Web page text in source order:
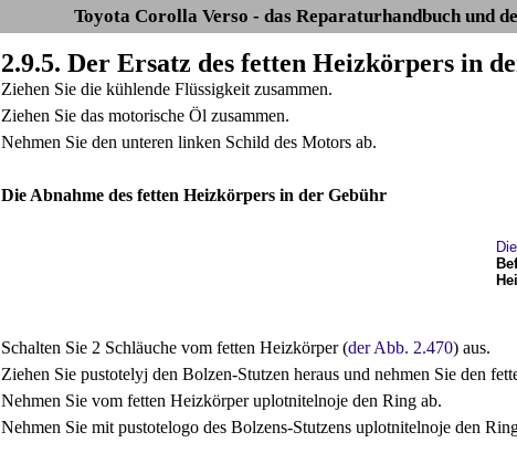
Toyota Corolla Verso - das Reparaturhandbuch und
2.9.5. Der Ersatz des fetten Heizkörpers in
Ziehen Sie die kühlende Flüssigkeit zusammen.
Ziehen Sie das motorische Öl zusammen.
Nehmen Sie den unteren linken Schild des Motors ab.
Die Abnahme des fetten Heizkörpers in der Gebühr
Schalten Sie 2 Schläuche vom fetten Heizkörper (der Abb. 2.470) aus.
Ziehen Sie pustotelyj den Bolzen-Stutzen heraus und nehmen Sie den
Nehmen Sie vom fetten Heizkörper uplotnitelnoje den Ring ab.
Nehmen Sie mit pustotelogo des Bolzens-Stutzens uplotnitelnoje den